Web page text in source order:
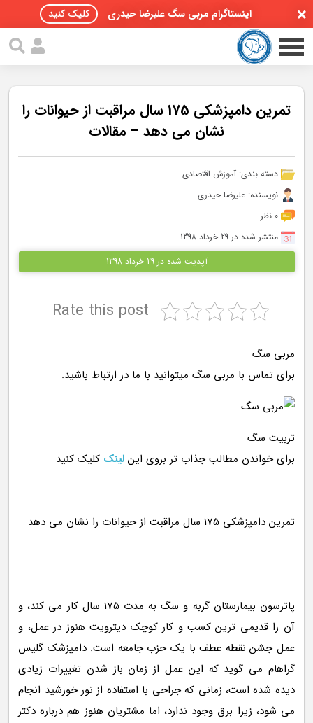
اینستاگرام مربی سگ علیرضا حیدری کلیک کنید
صفحه اصلی
مقالات سگ ها
پادکست سگ ها
سمینار تهران 96
تماس با ما
تمرین دامپزشکی 175 سال مراقبت از حیوانات را
نشان می دهد – مقالات
دسته بندی:آموزش اقتصادی
نویسنده: علیرضا حیدری
0 نظر
منتشر شده در 29 خرداد 1398
آپدیت شده در 29 خرداد 1398
Rate this post
مربی سگ
برای تماس با مربی سگ میتوانید با ما در ارتباط باشید.
تربیت سگ
برای خواندن مطالب جذاب تر بروی اینلینک کلیک کنید
پاترسون بیمارستان گربه و سگ به مدت 175 سال کار می کند، و
آن را قدیمی ترین کسب و کار کوچک دیترویت هنوز در عمل، و
عمل جشن نقطه عطف با یک حزب جامعه است. دامپزشک گلیس
گراهام می گوید که این عمل از زمان باز شدن تغییرات زیادی
دیده شده است، زمانی که جراحی با استفاده از نور خورشید انجام
می شود، زیرا برق وجود ندارد، اما مشتریان هنوز هم درباره دکتر